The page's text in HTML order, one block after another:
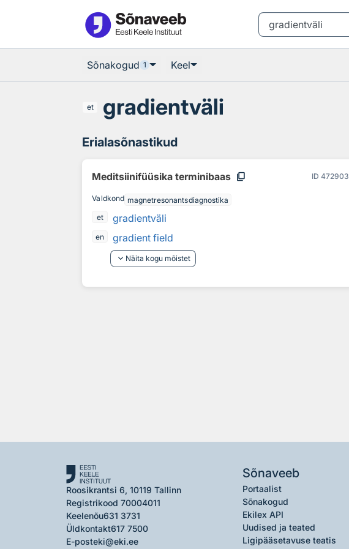
Sõnakogud 1 Keel
et gradientväli
Erialasõnastikud
Meditsiinifüüsika terminibaas content_copy ID 472903
Valdkond magnetresonantsdiagnostika
et
gradientväli
en
gradient field
keyboard_arrow_down Näita kogu mõistet
Roosikrantsi 6, 10119 Tallinn
Registrikood 70004011
Keelenõu631 3731
Üldkontakt617 7500
E-posteki@eki.ee
Sõnaveeb
Portaalist
Sõnakogud
Ekilex API
Uudised ja teated
Ligipääsetavuse teatis